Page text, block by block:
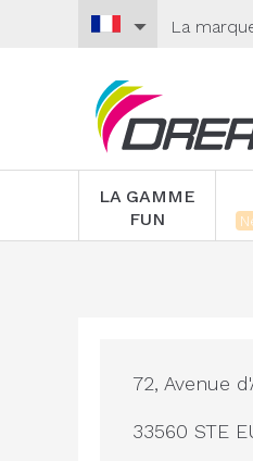
La
LA GAMME
FUN
72, Avenue
33560 STE